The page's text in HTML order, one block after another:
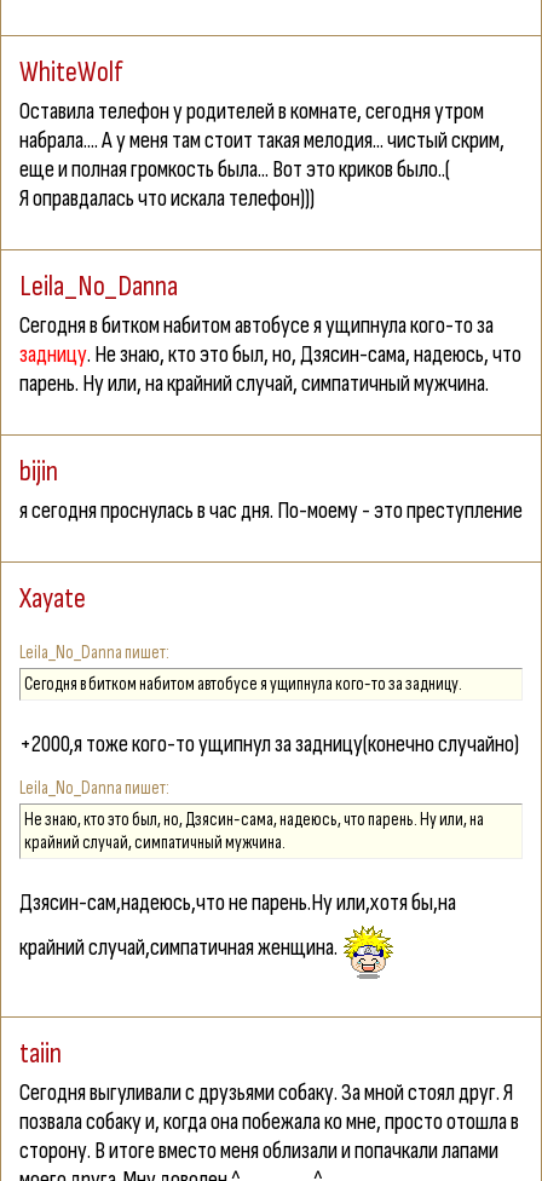
WhiteWolf
Оставила телефон у родителей в комнате, сегодня утром
набрала.... А у меня там стоит такая мелодия... чистый скрим,
еще и полная громкость была... Вот это криков было..(
Я оправдалась что искала телефон)))
Leila_No_Danna
Сегодня в битком набитом автобусе я ущипнула кого-то за
задницу. Не знаю, кто это был, но, Дзясин-сама, надеюсь, что
парень. Ну или, на крайний случай, симпатичный мужчина.
bijin
я сегодня проснулась в час дня. По-моему - это преступление
Xayate
Leila_No_Danna
Сегодня в битком набитом автобусе я ущипнула кого-то за задницу.
+2000,я тоже кого-то ущипнул за задницу(конечно случайно)
Leila_No_Danna
Не знаю, кто это был, но, Дзясин-сама, надеюсь, что парень. Ну или, на
крайний случай, симпатичный мужчина.
Дзясин-сам,надеюсь,что не парень.Ну или,хотя бы,на
крайний случай,симпатичная женщина.
taiin
Сегодня выгуливали с друзьями собаку. За мной стоял друг. Я
позвала собаку и, когда она побежала ко мне, просто отошла в
сторону. В итоге вместо меня облизали и попачкали лапами